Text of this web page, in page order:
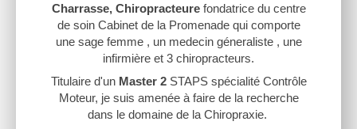
Charrasse, Chiropracteure fondatrice du centre
de soin Cabinet de la Promenade qui comporte
une sage femme , un medecin géneraliste , une
infirmière et 3 chiropracteurs.
Titulaire d'unMaster 2 STAPS spécialité Contrôle
Moteur, je suis amenée à faire de la recherche
dans le domaine de la Chiropraxie.